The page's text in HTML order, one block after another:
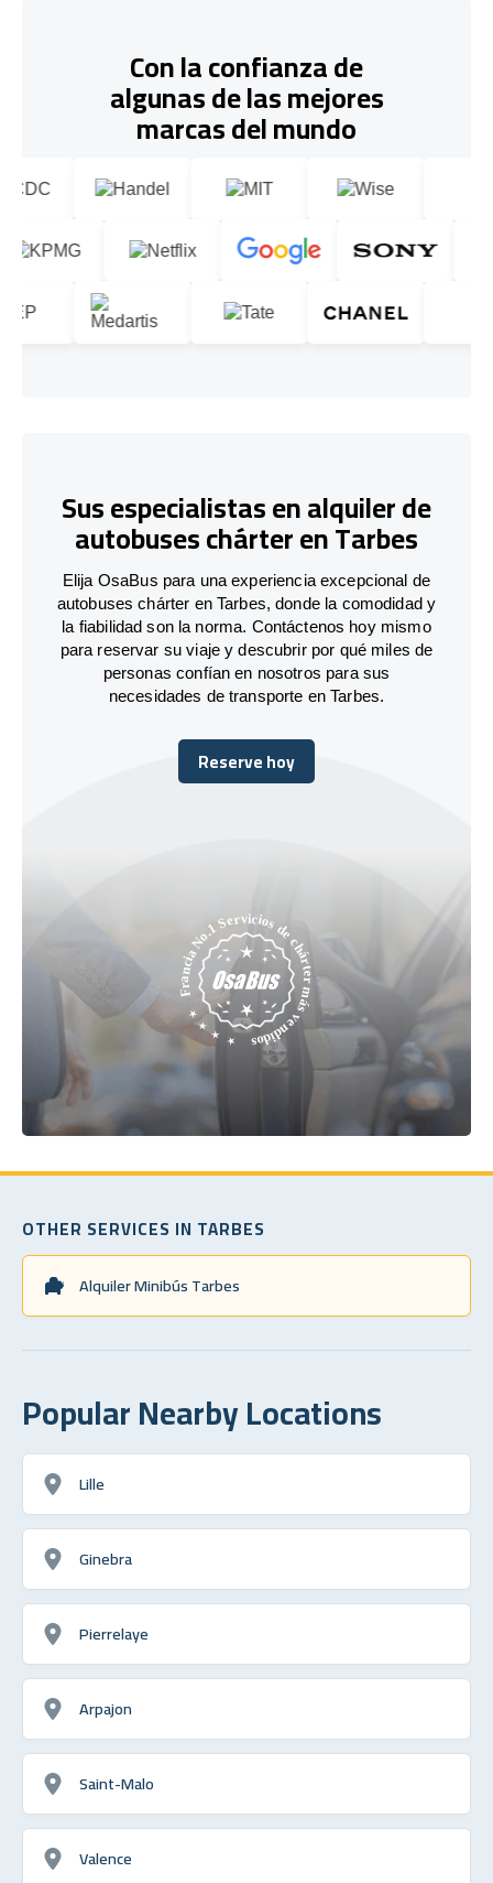
Con la confianza de
algunas de las mejores
marcas del mundo
Sus especialistas en alquiler de
autobuses chárter en Tarbes
Elija OsaBus para una experiencia excepcional de
autobuses chárter en Tarbes, donde la comodidad y
la fiabilidad son la norma. Contáctenos hoy mismo
para reservar su viaje y descubrir por qué miles de
personas confían en nosotros para sus
necesidades de transporte en Tarbes.
Reserve hoy
Reserve hoy
OTHER SERVICES IN TARBES
Alquiler Minibús Tarbes
Popular Nearby Locations
Lille
Ginebra
Pierrelaye
Arpajon
Saint-Malo
Valence